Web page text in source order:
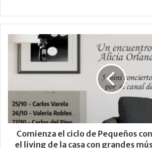
Comienza el ciclo de Pequeños
el living de la casa con grandes